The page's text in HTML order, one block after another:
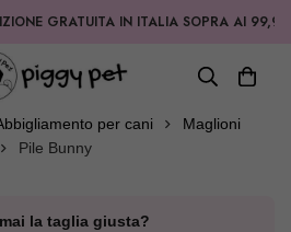
GRATUITA IN ITALIA SOPRA AI 99,90€
per cani
Maglioni
Pile Bunny
la taglia giusta?